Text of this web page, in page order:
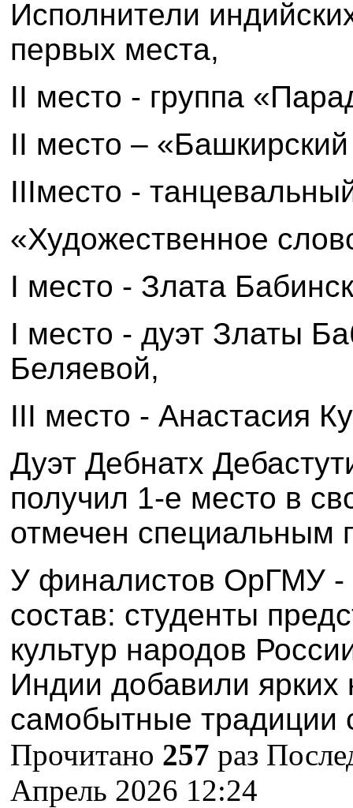
Исполнители
первых места,
II место - группа
II место –
IIIместо -
«Художественное
I место - Злата
I место - дуэт Златы
Беляевой,
III место - Анастасия
Дуэт Дебнатх
получил 1-е место в
отмечен специальным
У финалистов ОрГМУ -
состав: студенты
культур народов
Индии добавили ярких
самобытные традиции
Прочитано 257 раз
Апрель 2026 12:24